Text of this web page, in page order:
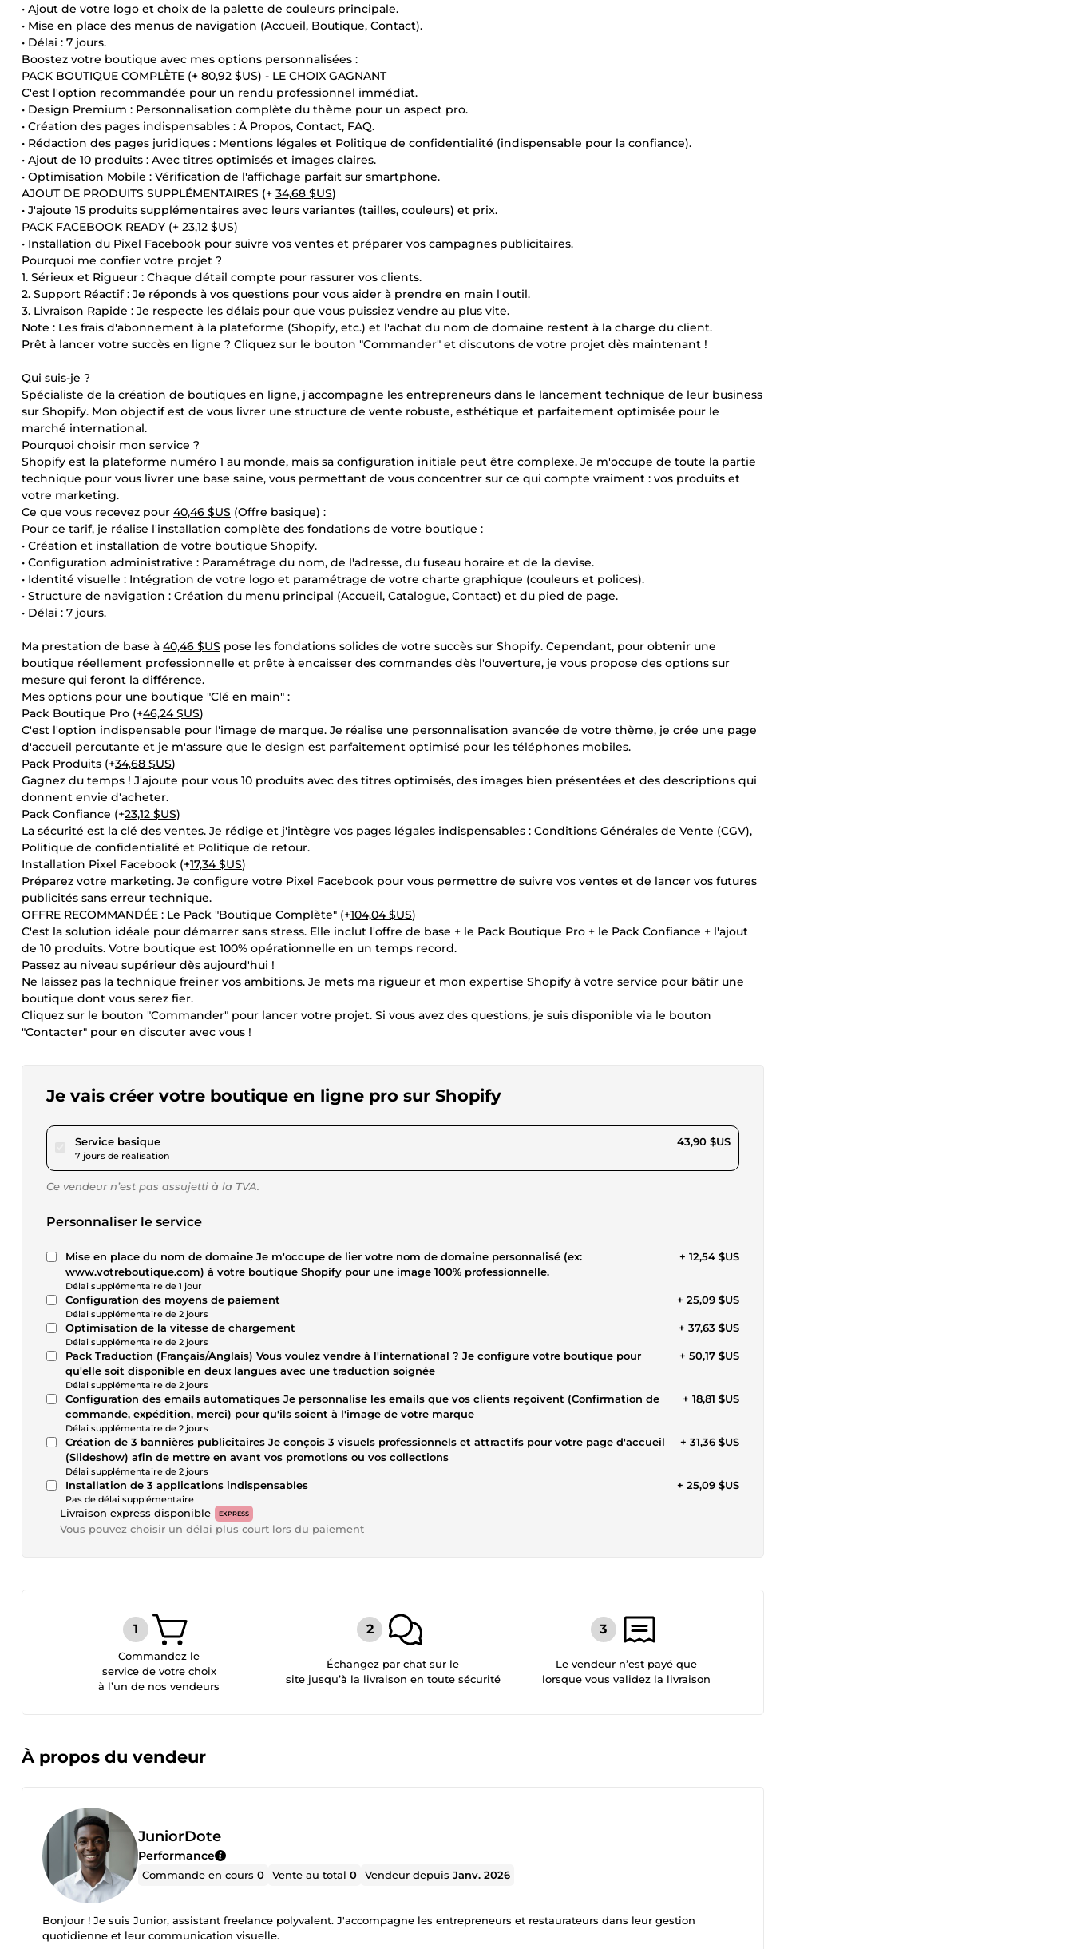
• Ajout de votre logo et choix de la palette de couleurs principale.
• Mise en place des menus de navigation (Accueil, Boutique, Contact).
• Délai : 7 jours.
Boostez votre boutique avec mes options personnalisées :
PACK BOUTIQUE COMPLÈTE (+ 80,92 $US) - LE CHOIX GAGNANT
C'est l'option recommandée pour un rendu professionnel immédiat.
• Design Premium : Personnalisation complète du thème pour un aspect pro.
• Création des pages indispensables : À Propos, Contact, FAQ.
• Rédaction des pages juridiques : Mentions légales et Politique de confidentialité (indispensable pour la confiance).
• Ajout de 10 produits : Avec titres optimisés et images claires.
• Optimisation Mobile : Vérification de l'affichage parfait sur smartphone.
AJOUT DE PRODUITS SUPPLÉMENTAIRES (+ 34,68 $US)
• J'ajoute 15 produits supplémentaires avec leurs variantes (tailles, couleurs) et prix.
PACK FACEBOOK READY (+ 23,12 $US)
• Installation du Pixel Facebook pour suivre vos ventes et préparer vos campagnes publicitaires.
Pourquoi me confier votre projet ?
1. Sérieux et Rigueur : Chaque détail compte pour rassurer vos clients.
2. Support Réactif : Je réponds à vos questions pour vous aider à prendre en main l'outil.
3. Livraison Rapide : Je respecte les délais pour que vous puissiez vendre au plus vite.
Note : Les frais d'abonnement à la plateforme (Shopify, etc.) et l'achat du nom de domaine restent à la charge du client.
Prêt à lancer votre succès en ligne ? Cliquez sur le bouton "Commander" et discutons de votre projet dès maintenant !
Qui suis-je ?
Spécialiste de la création de boutiques en ligne, j'accompagne les entrepreneurs dans le lancement technique de leur business
sur Shopify. Mon objectif est de vous livrer une structure de vente robuste, esthétique et parfaitement optimisée pour le
marché international.
Pourquoi choisir mon service ?
Shopify est la plateforme numéro 1 au monde, mais sa configuration initiale peut être complexe. Je m'occupe de toute la partie
technique pour vous livrer une base saine, vous permettant de vous concentrer sur ce qui compte vraiment : vos produits et
votre marketing.
Ce que vous recevez pour 40,46 $US (Offre basique) :
Pour ce tarif, je réalise l'installation complète des fondations de votre boutique :
• Création et installation de votre boutique Shopify.
• Configuration administrative : Paramétrage du nom, de l'adresse, du fuseau horaire et de la devise.
• Identité visuelle : Intégration de votre logo et paramétrage de votre charte graphique (couleurs et polices).
• Structure de navigation : Création du menu principal (Accueil, Catalogue, Contact) et du pied de page.
• Délai : 7 jours.
Ma prestation de base à 40,46 $US pose les fondations solides de votre succès sur Shopify. Cependant, pour obtenir une
boutique réellement professionnelle et prête à encaisser des commandes dès l'ouverture, je vous propose des options sur
mesure qui feront la différence.
Mes options pour une boutique "Clé en main" :
Pack Boutique Pro (+46,24 $US)
C'est l'option indispensable pour l'image de marque. Je réalise une personnalisation avancée de votre thème, je crée une page
d'accueil percutante et je m'assure que le design est parfaitement optimisé pour les téléphones mobiles.
Pack Produits (+34,68 $US)
Gagnez du temps ! J'ajoute pour vous 10 produits avec des titres optimisés, des images bien présentées et des descriptions qui
donnent envie d'acheter.
Pack Confiance (+23,12 $US)
La sécurité est la clé des ventes. Je rédige et j'intègre vos pages légales indispensables : Conditions Générales de Vente (CGV),
Politique de confidentialité et Politique de retour.
Installation Pixel Facebook (+17,34 $US)
Préparez votre marketing. Je configure votre Pixel Facebook pour vous permettre de suivre vos ventes et de lancer vos futures
publicités sans erreur technique.
OFFRE RECOMMANDÉE : Le Pack "Boutique Complète" (+104,04 $US)
C'est la solution idéale pour démarrer sans stress. Elle inclut l'offre de base + le Pack Boutique Pro + le Pack Confiance + l'ajout
de 10 produits. Votre boutique est 100% opérationnelle en un temps record.
Passez au niveau supérieur dès aujourd'hui !
Ne laissez pas la technique freiner vos ambitions. Je mets ma rigueur et mon expertise Shopify à votre service pour bâtir une
boutique dont vous serez fier.
Cliquez sur le bouton "Commander" pour lancer votre projet. Si vous avez des questions, je suis disponible via le bouton
"Contacter" pour en discuter avec vous !
Je vais créer votre boutique en ligne pro sur Shopify
Service basiquepour 40,46 $US
7 jours de réalisation
43,90 $US
Ce vendeur n’est pas assujetti à la TVA.
Personnaliser le service
Mise en place du nom de domaine Je m'occupe de lier votre nom de domaine personnalisé (ex:
www.votreboutique.com) à votre boutique Shopify pour une image 100% professionnelle.
Délai supplémentaire de 1 jour
+ 12,54 $US
Configuration des moyens de paiement
Délai supplémentaire de 2 jours
+ 25,09 $US
Optimisation de la vitesse de chargement
Délai supplémentaire de 2 jours
+ 37,63 $US
Pack Traduction (Français/Anglais) Vous voulez vendre à l'international ? Je configure votre boutique pour
qu'elle soit disponible en deux langues avec une traduction soignée
Délai supplémentaire de 2 jours
+ 50,17 $US
Configuration des emails automatiques Je personnalise les emails que vos clients reçoivent (Confirmation de
commande, expédition, merci) pour qu'ils soient à l'image de votre marque
Délai supplémentaire de 2 jours
+ 18,81 $US
Création de 3 bannières publicitaires Je conçois 3 visuels professionnels et attractifs pour votre page d'accueil
(Slideshow) afin de mettre en avant vos promotions ou vos collections
Délai supplémentaire de 2 jours
+ 31,36 $US
Installation de 3 applications indispensables
Pas de délai supplémentaire
+ 25,09 $US
Livraison express disponible EXPRESS
Vous pouvez choisir un délai plus court lors du paiement
Commandez le
service de votre choix
à l’un de nos vendeurs
Échangez par chat sur le
site jusqu’à la livraison en toute sécurité
Le vendeur n’est payé que
lorsque vous validez la livraison
À propos du vendeur
JuniorDote
Performance
Commande en cours0 Vente au total0 Vendeur depuisJanv. 2026
Bonjour ! Je suis Junior, assistant freelance polyvalent. J'accompagne les entrepreneurs et restaurateurs dans leur gestion
quotidienne et leur communication visuelle.